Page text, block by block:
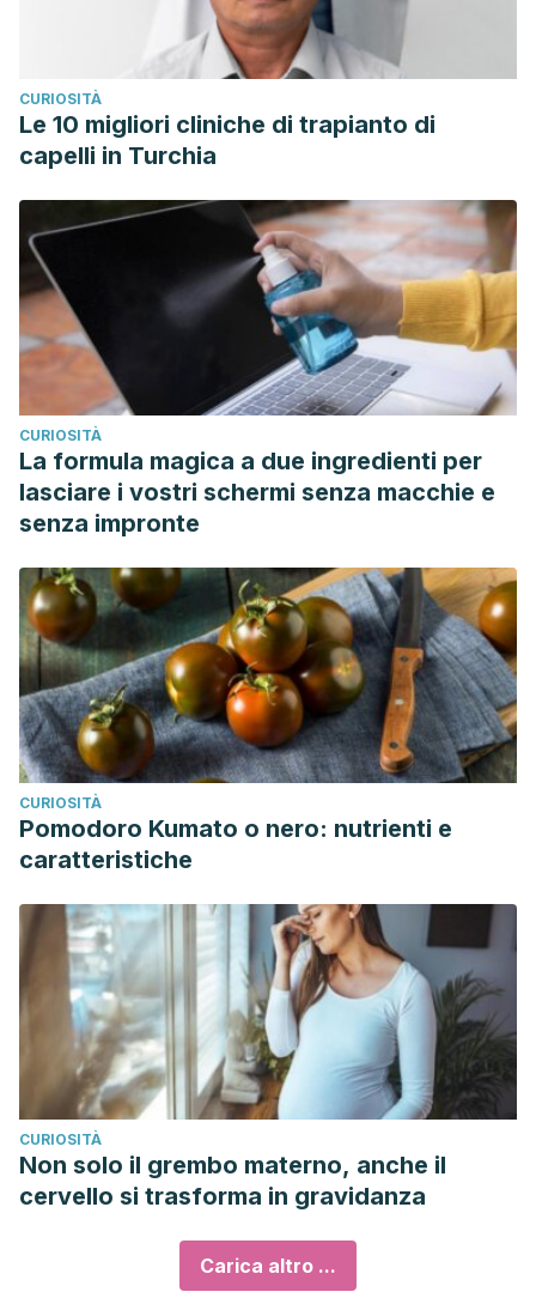
CURIOSITÀ
Le 10 migliori cliniche di trapianto di
capelli in Turchia
CURIOSITÀ
La formula magica a due ingredienti per
lasciare i vostri schermi senza macchie e
senza impronte
CURIOSITÀ
Pomodoro Kumato o nero: nutrienti e
caratteristiche
CURIOSITÀ
Non solo il grembo materno, anche il
cervello si trasforma in gravidanza
Carica altro ...